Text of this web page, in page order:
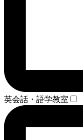
英会話・語学教室